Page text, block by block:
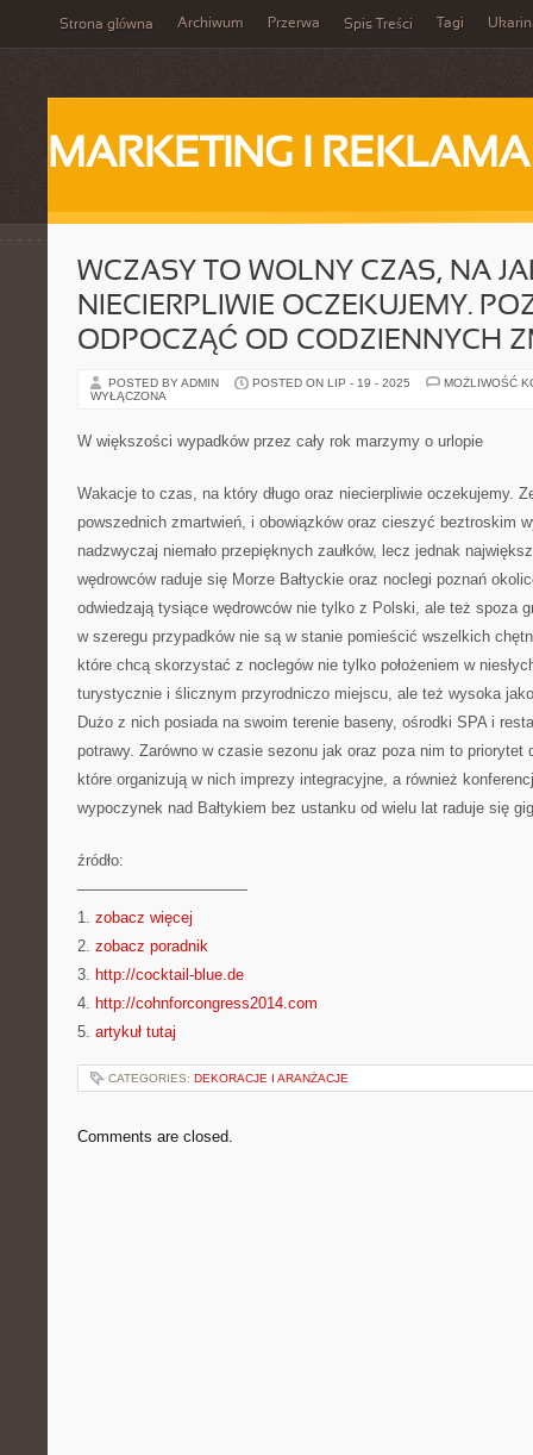
Strona główna Archiwum Przerwa Spis Treści Tagi
MARKETING I REKLAMA
WCZASY TO WOLNY CZAS, NA
NIECIERPLIWIE OCZEKUJEMY.
ODPOCZĄĆ OD CODZIENNYCH
POSTED BY ADMIN POSTED ON LIP - 19 - 2025
MOŻLIWOŚĆ
WYŁĄCZONA
W większości wypadków przez cały rok marzymy o urlopie
Wakacje to czas, na który długo oraz niecierpliwie oczekujemy.
powszednich zmartwień, i obowiązków oraz cieszyć beztroskim
nadzwyczaj niemało przepięknych zaułków, lecz jednak
wędrowców raduje się Morze Bałtyckie oraz noclegi poznań
odwiedzają tysiące wędrowców nie tylko z Polski, ale też spoza
w szeregu przypadków nie są w stanie pomieścić wszelkich
które chcą skorzystać z noclegów nie tylko położeniem w
turystycznie i ślicznym przyrodniczo miejscu, ale też wysoka
Dużo z nich posiada na swoim terenie baseny, ośrodki SPA i
potrawy. Zarówno w czasie sezonu jak oraz poza nim to priorytet
które organizują w nich imprezy integracyjne, a również
wypoczynek nad Bałtykiem bez ustanku od wielu lat raduje się
źródło:
———————————
1. zobacz więcej
2. zobacz poradnik
3. http://cocktail-blue.de
4. http://cohnforcongress2014.com
5. artykuł tutaj
CATEGORIES: DEKORACJE I ARANŻACJE
Comments are closed.